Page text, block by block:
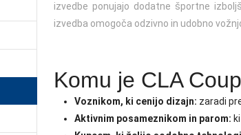
izvedbe ponujajo dodatne športne
izvedba omogoča odzivno in udobno
Komu je CLA
Voznikom, ki cenijo dizajn: zaradi
Aktivnim posameznikom in parom: